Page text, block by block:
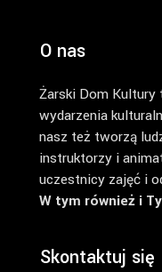
O nas
Żarski Dom
wydarzenia
nasz też tworzą
instruktorzy i
uczestnicy zajęć i
W tym również i
Skontaktuj się